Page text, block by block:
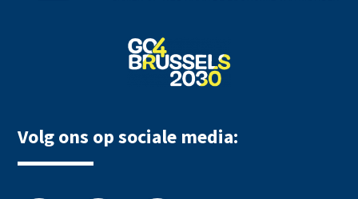
Volg ons op sociale media: